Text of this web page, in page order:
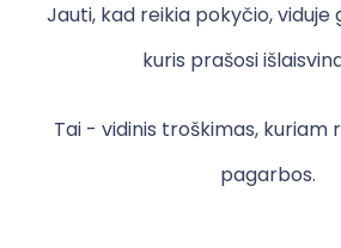
Jauti, kad reikia pokyčio, viduje
kuris prašosi
Tai - vidinis troškimas, kuriam
pagarbos.